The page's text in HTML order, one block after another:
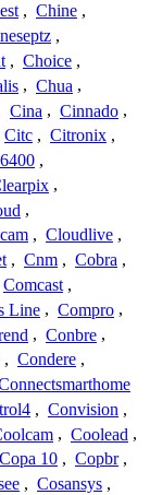
, Chine ,
,
, Choice ,
, Chua ,
Cina , Cinnado ,
Citc , Citronix ,
,
,
,
, Cloudlive ,
, Cnm , Cobra ,
Comcast ,
Line , Compro ,
, Conbre ,
, Condere ,
, Convision ,
, Coolead ,
Copa 10 , Copbr ,
, Cosansys ,